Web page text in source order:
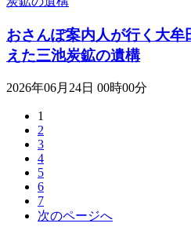
おさんぽ案内人が行く大
えた三池炭鉱の遺構
2026年06月24日 00時00分
1
2
3
4
5
6
7
次のページへ